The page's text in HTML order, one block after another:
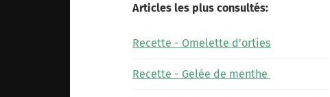
Articles les plus consultés:
Recette - Omelette d'orties
Recette - Gelée de menthe